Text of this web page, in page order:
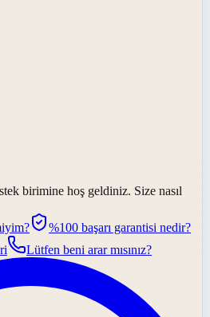
birimine hoş geldiniz. Size nasıl
%100 başarı garantisi nedir?
Lütfen beni arar mısınız?